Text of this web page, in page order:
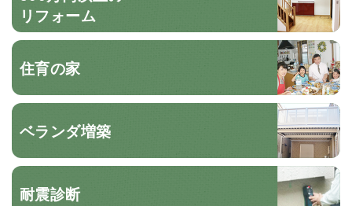
リフォーム
住育の家
ベランダ増築
耐震診断